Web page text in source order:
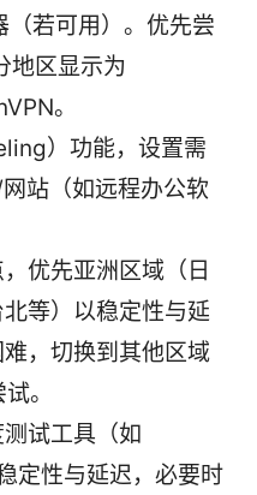
若可用）。优先尝
地区显示为
。
）功能，设置需
站（如远程办公软
优先亚洲区域（日
等）以稳定性与延
，切换到其他区域
。
试工具（如
定性与延迟，必要时